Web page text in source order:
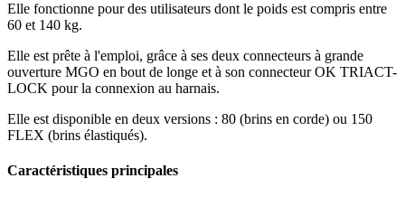
Elle fonctionne pour des utilisateurs dont le poids est compris entre
60 et 140 kg.
Elle est prête à l'emploi, grâce à ses deux connecteurs à grande
ouverture MGO en bout de longe et à son connecteur OK TRIACT-
LOCK pour la connexion au harnais.
Elle est disponible en deux versions : 80 (brins en corde) ou 150
FLEX (brins élastiqués).
Caractéristiques principales